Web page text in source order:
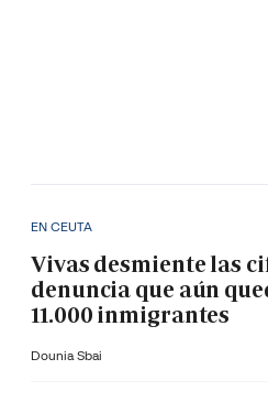
EN CEUTA
Vivas desmiente las
denuncia que aún
11.000 inmigrantes
Dounia Sbai